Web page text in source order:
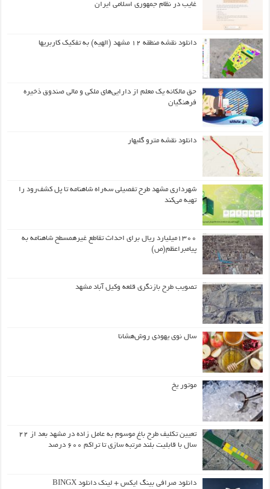
غایب در نظام جمهوری اسلامی ایران
دانلود نقشه منطقه ۱۲ مشهد (الهیه) به تفکیک کاربریها
حق مالکانه یک معلم از دارایی‌های ملکی و مالی صندوق ذخیره
فرهنگیان
دانلود نقشه مترو گلبهار
شهرداری مشهد طرح تفصیلی سه‌راه شاهنامه تا پل کشف‌رود را
تهیه می‌کند
۱۳۰۰میلیارد ریال برای احداث تقاطع غیرهمسطح شاهنامه به
پیامبراعظم(ص)
تصویب طرح بازنگری قلعه وکیل آباد مشهد
سال نوی یهودی روش‌هشانا
موتور یخ
تعیین تکلیف طرح باغ موسوم به عامل زاده در مشهد بعد از ۲۲
سال با قابلیت بلند مرتبه سازی تا تراکم ۶۰۰ درصد
دانلود صرافی بینگ ایکس + لینک دانلود BINGX